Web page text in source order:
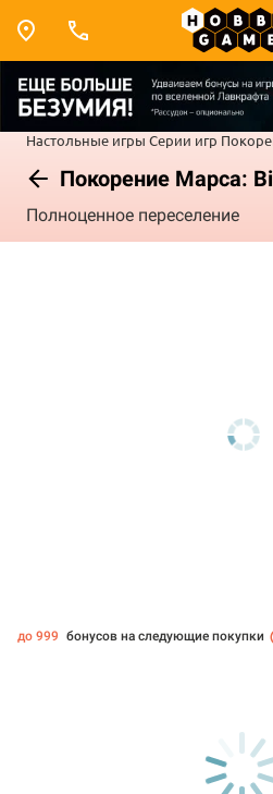
Настольные игры Серии игр
Покорение Марса:
Полноценное переселение
до 999 бонусов на следующие покупки